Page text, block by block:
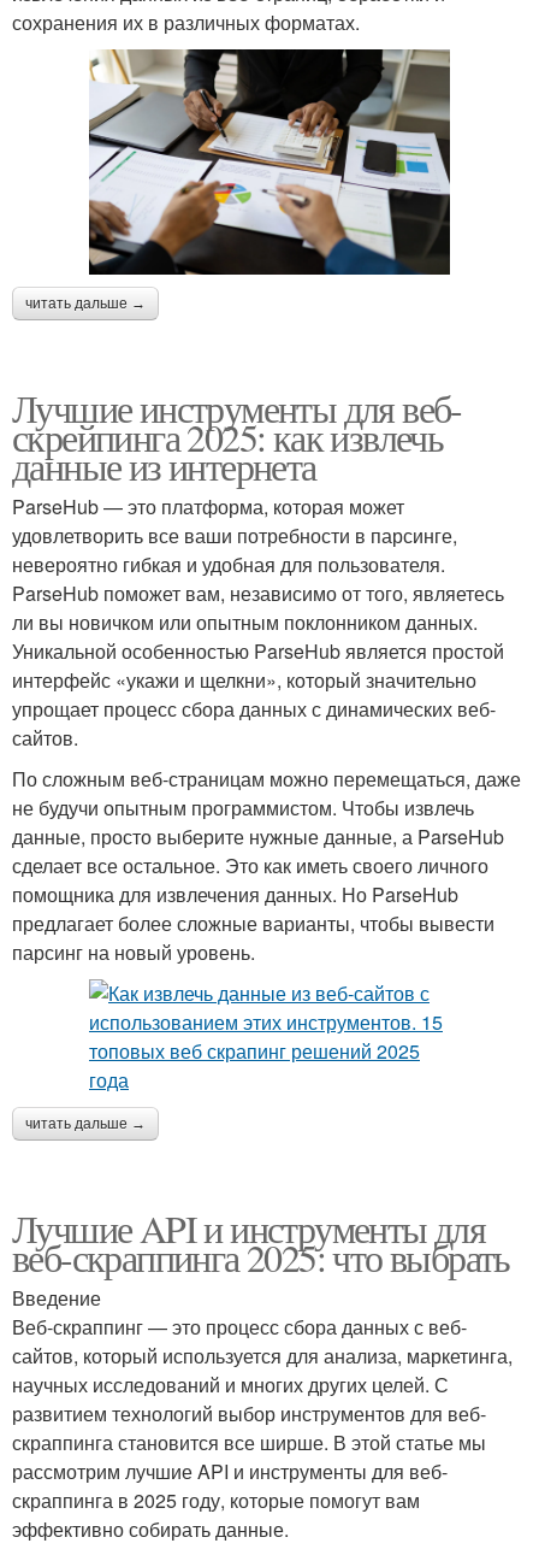
сохранения их в различных форматах.
читать дальше →
Лучшие инструменты для веб-
скрейпинга 2025: как извлечь
данные из интернета
ParseHub — это платформа, которая может
удовлетворить все ваши потребности в парсинге,
невероятно гибкая и удобная для пользователя.
ParseHub поможет вам, независимо от того, являетесь
ли вы новичком или опытным поклонником данных.
Уникальной особенностью ParseHub является простой
интерфейс «укажи и щелкни», который значительно
упрощает процесс сбора данных с динамических веб-
сайтов.
По сложным веб-страницам можно перемещаться, даже
не будучи опытным программистом. Чтобы извлечь
данные, просто выберите нужные данные, а ParseHub
сделает все остальное. Это как иметь своего личного
помощника для извлечения данных. Но ParseHub
предлагает более сложные варианты, чтобы вывести
парсинг на новый уровень.
читать дальше →
Лучшие API и инструменты для
веб-скраппинга 2025: что выбрать
Введение
Веб-скраппинг — это процесс сбора данных с веб-
сайтов, который используется для анализа, маркетинга,
научных исследований и многих других целей. С
развитием технологий выбор инструментов для веб-
скраппинга становится все ширше. В этой статье мы
рассмотрим лучшие API и инструменты для веб-
скраппинга в 2025 году, которые помогут вам
эффективно собирать данные.